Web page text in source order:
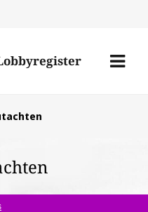
Menü